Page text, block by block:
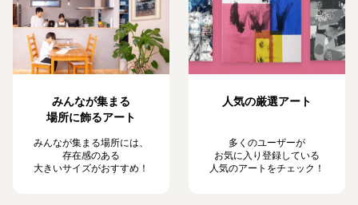
みんなが集まる
場所に飾るアート
みんなが集まる場所には、
存在感のある
大きいサイズがおすすめ！
人気の厳選アート
多くのユーザーが
お気に入り登録している
人気のアートをチェック！